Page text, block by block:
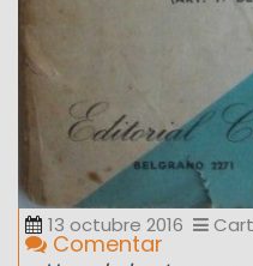
13 octubre 2016
Comentar